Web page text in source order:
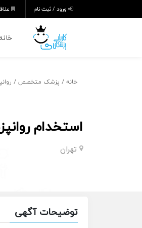
ورود / ثبت نام
خانه / پزشک متخصص /
استخدام
تهران
توضیحات آگهی